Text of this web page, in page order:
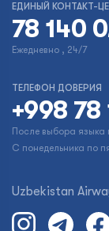
ЕДИНЫЙ КОНТАКТ-
78 140
Ежедневно , 24/7
ТЕЛЕФОН ДОВЕРИЯ
+998
После выбора
С понедельника по
Uzbekistan